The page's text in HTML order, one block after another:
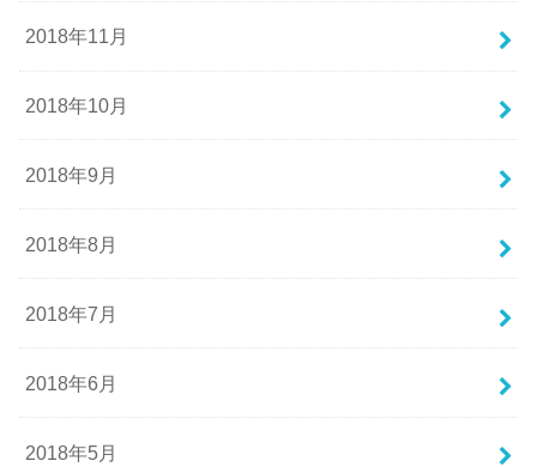
2018年11月
2018年10月
2018年9月
2018年8月
2018年7月
2018年6月
2018年5月